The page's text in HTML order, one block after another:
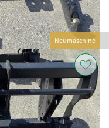
Neumaschine